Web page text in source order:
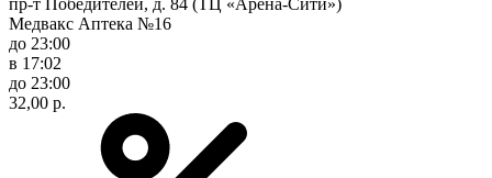
Медвакс Аптека №16
до 23:00
в 17:02
до 23:00
32,00 р.